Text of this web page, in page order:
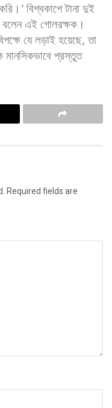
’ বিশ্বকাপে টানা দুই
বলেন এই গোলরক্ষক।
যে লড়াই হয়েছে,তা
মানসিকভাবে প্রস্তুত
Required fields are